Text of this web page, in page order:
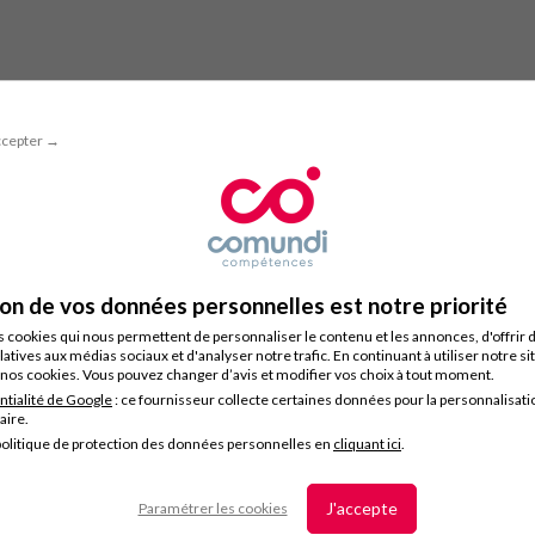
→
de vos données personnelles est notre priorité
cookies qui nous permettent de personnaliser le contenu et les annonces, d'offrir
aux médias sociaux et d'analyser notre trafic. En continuant à utiliser notre
cookies. Vous pouvez changer d’avis et modifier vos choix à tout moment.
de Google: ce fournisseur collecte certaines données pour la
de protection des données personnelles en cliquant ici.
Paramétrer les cookies J'accepte